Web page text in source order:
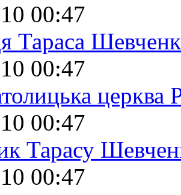
00:47
Тараса
00:47
церква
00:47
Тарасу
00:47